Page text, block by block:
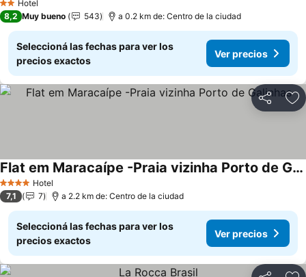
2 Estrellas
Hotel
8,2 Muy bueno 543 a 0.2 km de: Centro de la ciudad
Seleccioná las fechas para ver los
precios exactos
Ver precios
Compartir
4 EstrellasHotel
Flat em Maracaípe -Praia vizinha Porto de Galinhas
7,1 7 a 2.2 km de: Centro de la ciudad
Seleccioná las fechas para ver los
precios exactos
Ver precios